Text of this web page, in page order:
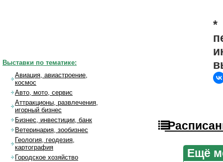
*
Ещё
Выставки по тематике:
Авиация, авиастроение,
космос
Авто, мото, сервис
Аттракционы, развлечения,
игорный бизнес
Бизнес, инвестиции, банк
Ветеринария, зообизнес
Геология, геодезия,
картография
Городское хозяйство